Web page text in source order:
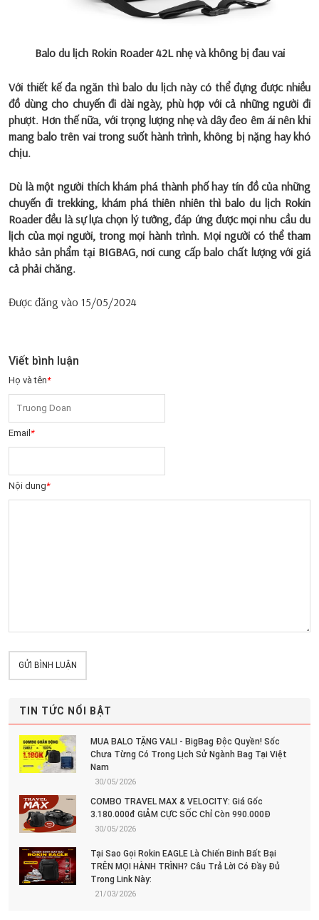
Balo du lịch Rokin Roader 42L nhẹ và không bị đau vai
Với thiết kế đa ngăn thì balo du lịch này có thể đựng được nhiều
đồ dùng cho chuyến đi dài ngày, phù hợp với cả những người đi
phượt. Hơn thế nữa, với trọng lượng nhẹ và dây đeo êm ái nên khi
mang balo trên vai trong suốt hành trình, không bị nặng hay khó
chịu.
Dù là một người thích khám phá thành phố hay tín đồ của những
chuyến đi trekking, khám phá thiên nhiên thì balo du lịch Rokin
Roader đều là sự lựa chọn lý tưởng, đáp ứng được mọi nhu cầu du
lịch của mọi người, trong mọi hành trình. Mọi người có thể tham
khảo sản phẩm tại BIGBAG, nơi cung cấp balo chất lượng với giá
cả phải chăng.
Được đăng vào 15/05/2024
Viết bình luận
Họ và tên*
Email *
Nội dung*
GỬI BÌNH LUẬN
TIN TỨC NỔI BẬT
MUA BALO TẶNG VALI - BigBag Độc Quyền! Sốc
Chưa Từng Có Trong Lịch Sử Ngành Bag Tại Việt
Nam
30/05/2026
COMBO TRAVEL MAX & VELOCITY: Giá Gốc
3.180.000đ GIẢM CỰC SỐC Chỉ Còn 990.000Đ
30/05/2026
Tại Sao Gọi Rokin EAGLE Là Chiến Binh Bất Bại
TRÊN MỌI HÀNH TRÌNH? Câu Trả Lời Có Đầy Đủ
Trong Link Này:
21/03/2026